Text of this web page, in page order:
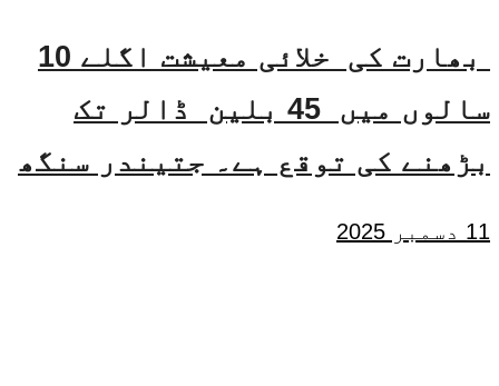
بھارت کی خلائی معیشت اگلے 10
سالوں میں 45 بلین ڈالر تک
بڑھنے کی توقع ہے۔ جتیندر سنگھ
11 دسمبر 2025